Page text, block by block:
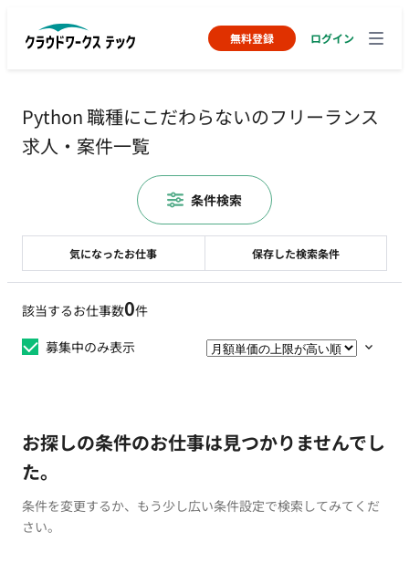
無料登録 ログイン
Python 職種にこだわらないのフリーランス
求人・案件一覧
該当するお仕事数0件
募集中のみ表示
お探しの条件のお仕事は見つかりませんでし
た。
条件を変更するか、もう少し広い条件設定で検索してみてくだ
さい。
気になったお仕事 保存した検索条件
条件検索